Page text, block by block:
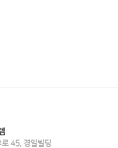
45, 경일빌딩